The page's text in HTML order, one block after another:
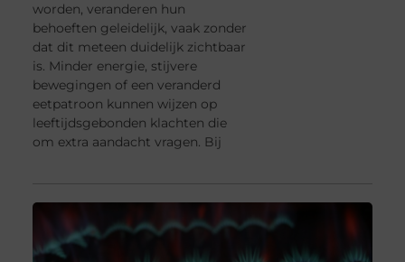
worden, veranderen hun
behoeften geleidelijk, vaak zonder
dat dit meteen duidelijk zichtbaar
is. Minder energie, stijvere
bewegingen of een veranderd
eetpatroon kunnen wijzen op
leeftijdsgebonden klachten die
om extra aandacht vragen. Bij